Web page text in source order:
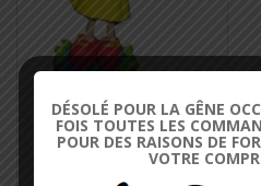
POUPÉE BLANCHE-NEIGE
€20.00 €17.00
DÉSOLÉ POUR LA GÊNE
FOIS TOUTES LES
POUR DES RAISONS DE
VOTRE